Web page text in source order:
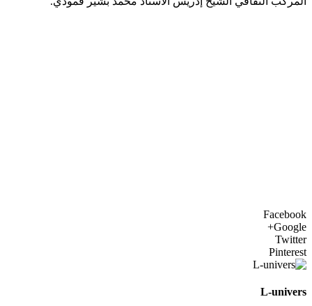
Facebook
Google+
Twitter
Pinterest
L-univers